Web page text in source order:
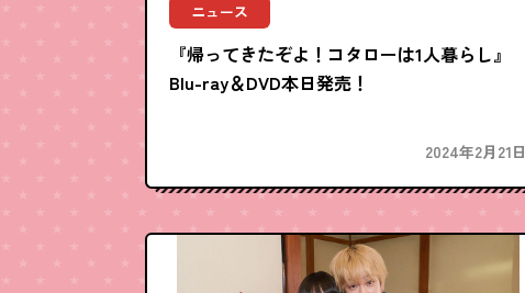
ニュース
『帰ってきたぞよ！コタローは1人暮らし』
Blu-ray＆DVD本日発売！
2024年2月21日